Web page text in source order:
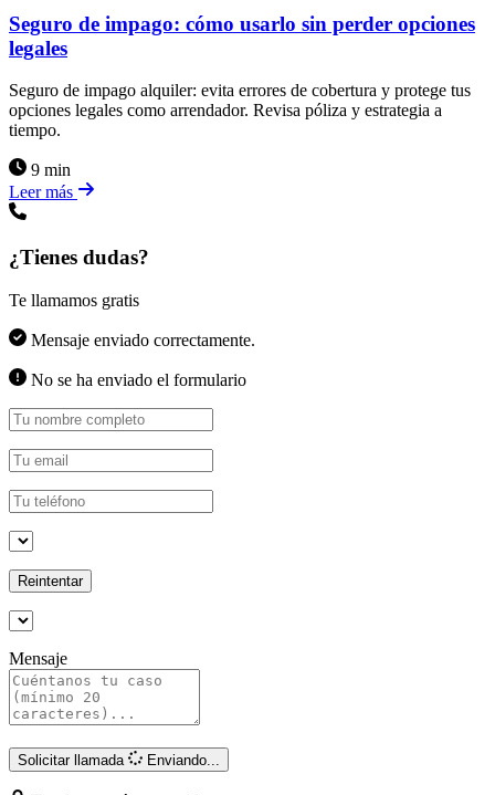
Seguro de impago: cómo usarlo sin perder opciones
legales
Seguro de impago alquiler: evita errores de cobertura y protege tus
opciones legales como arrendador. Revisa póliza y estrategia a
tiempo.
9 min
Leer más
¿Tienes dudas?
Te llamamos gratis
Mensaje enviado correctamente.
No se ha enviado el formulario
Reintentar
Mensaje
Solicitar llamada Enviando...